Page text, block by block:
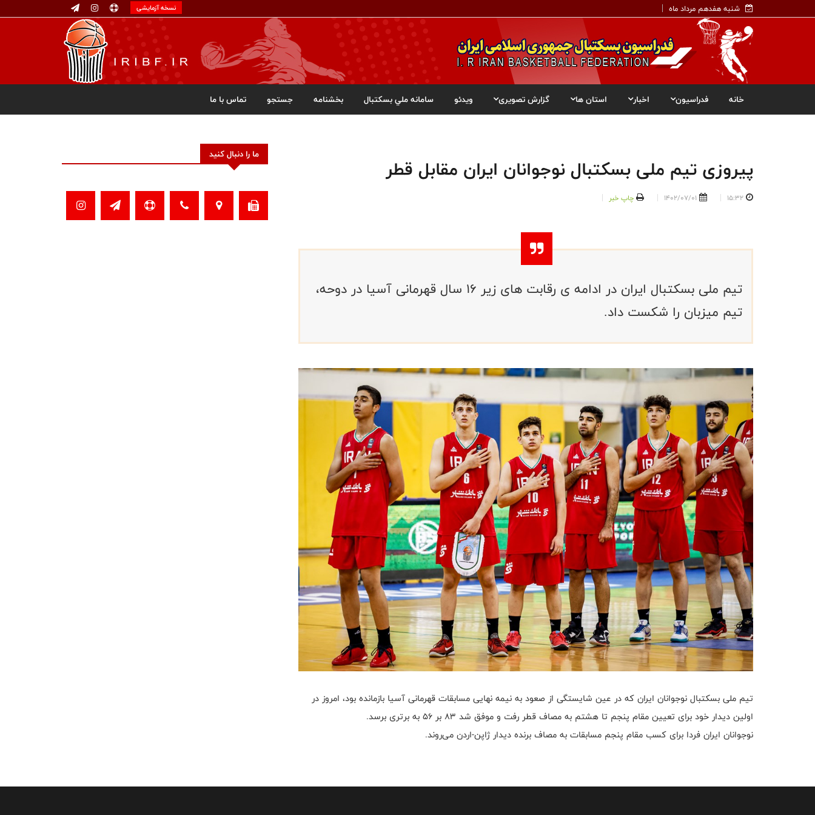
شنبه هفدهم مرداد ماه نسخه آزمایشی
خانه فدراسیون اخبار استان ها گزارش تصویری ویدئو سامانه ملي بسکتبال بخشنامه جستجو تماس با ما
پیروزی تیم ملی بسکتبال نوجوانان ایران مقابل قطر
15:32
1402/07/01 چاپ خبر
تیم ملی بسکتبال ایران در ادامه ی رقابت های زیر ۱۶ سال قهرمانی آسیا در دوحه،
تیم میزبان را شکست داد.
تیم ملی بسکتبال نوجوانان ایران که در عین شایستگی از صعود به نیمه نهایی مسابقات قهرمانی آسیا بازمانده بود، امروز در
اولین دیدار خود برای تعیین مقام پنجم تا هشتم به مصاف قطر رفت و موفق شد ۸۳ بر ۵۶ به برتری برسد.
نوجوانان ایران فردا برای کسب مقام پنجم مسابقات به مصاف برنده دیدار ژاپن-اردن می‌روند.
ما را دنبال کنید